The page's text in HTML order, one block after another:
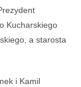
Kucharskiego
a starosta
i Kamil